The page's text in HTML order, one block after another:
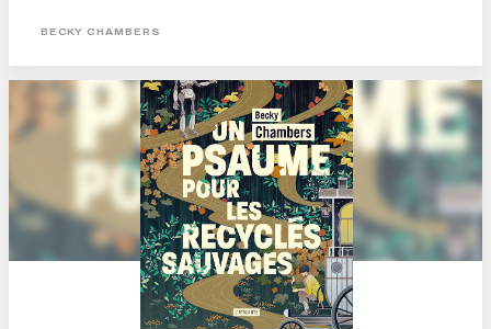
m’ont vite parlé. #Philosophie...
BECKY CHAMBERS